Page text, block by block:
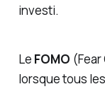
investi.
Le FOMO
lorsque tous